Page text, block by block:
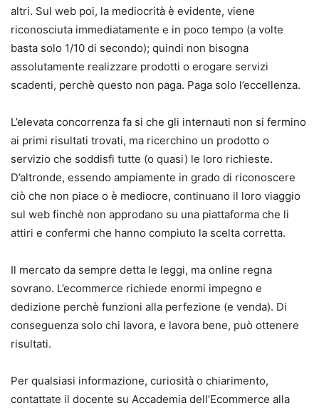
altri. Sul web poi, la mediocrità è evidente, viene
riconosciuta immediatamente e in poco tempo (a volte
basta solo 1/10 di secondo); quindi non bisogna
assolutamente realizzare prodotti o erogare servizi
scadenti, perchè questo non paga. Paga solo l’eccellenza.
L’elevata concorrenza fa si che gli internauti non si fermino
ai primi risultati trovati, ma ricerchino un prodotto o
servizio che soddisfi tutte (o quasi) le loro richieste.
D’altronde, essendo ampiamente in grado di riconoscere
ciò che non piace o è mediocre, continuano il loro viaggio
sul web finchè non approdano su una piattaforma che li
attiri e confermi che hanno compiuto la scelta corretta.
Il mercato da sempre detta le leggi, ma online regna
sovrano. L’ecommerce richiede enormi impegno e
dedizione perchè funzioni alla perfezione (e venda). Di
conseguenza solo chi lavora, e lavora bene, può ottenere
risultati.
Per qualsiasi informazione, curiosità o chiarimento,
contattate il docente su Accademia dell’Ecommerce alla